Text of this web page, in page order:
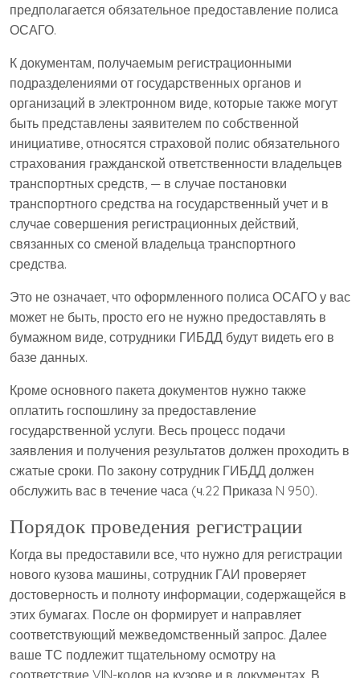
предполагается обязательное предоставление полиса
ОСАГО.
К документам, получаемым регистрационными
подразделениями от государственных органов и
организаций в электронном виде, которые также могут
быть представлены заявителем по собственной
инициативе, относятся страховой полис обязательного
страхования гражданской ответственности владельцев
транспортных средств, — в случае постановки
транспортного средства на государственный учет и в
случае совершения регистрационных действий,
связанных со сменой владельца транспортного
средства.
Это не означает, что оформленного полиса ОСАГО у вас
может не быть, просто его не нужно предоставлять в
бумажном виде, сотрудники ГИБДД будут видеть его в
базе данных.
Кроме основного пакета документов нужно также
оплатить госпошлину за предоставление
государственной услуги. Весь процесс подачи
заявления и получения результатов должен проходить в
сжатые сроки. По закону сотрудник ГИБДД должен
обслужить вас в течение часа (ч.22 Приказа N 950).
Порядок проведения регистрации
Когда вы предоставили все, что нужно для регистрации
нового кузова машины, сотрудник ГАИ проверяет
достоверность и полноту информации, содержащейся в
этих бумагах. После он формирует и направляет
соответствующий межведомственный запрос. Далее
ваше ТС подлежит тщательному осмотру на
соответствие VIN-кодов на кузове и в документах. В